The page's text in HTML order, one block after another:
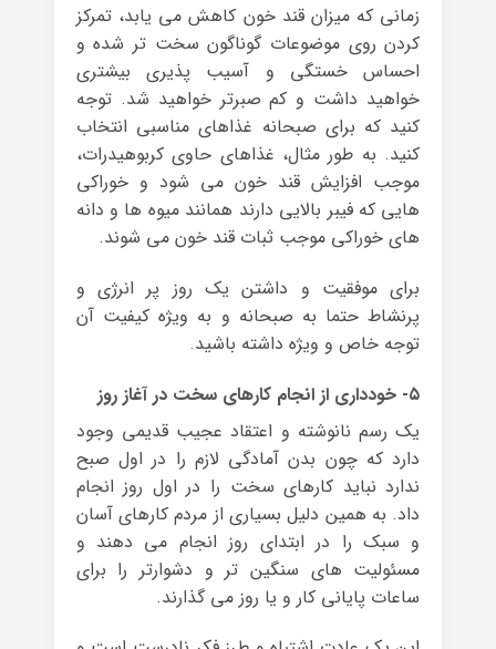
زمانی که میزان قند خون کاهش می یابد، تمرکز
کردن روی موضوعات گوناگون سخت تر شده و
احساس خستگی و آسیب پذیری بیشتری
خواهید داشت و کم صبرتر خواهید شد. توجه
کنید که برای صبحانه غذاهای مناسبی انتخاب
کنید. به طور مثال، غذاهای حاوی کربوهیدرات،
موجب افزایش قند خون می شود و خوراکی
هایی که فیبر بالایی دارند همانند میوه ها و دانه
های خوراکی موجب ثبات قند خون می شوند.
برای موفقیت و داشتن یک روز پر انرژی و
پرنشاط حتما به صبحانه و به ویژه کیفیت آن
توجه خاص و ویژه داشته باشید.
۵- خودداری از انجام کارهای سخت در آغاز روز
یک رسم نانوشته و اعتقاد عجیب قدیمی وجود
دارد که چون بدن آمادگی لازم را در اول صبح
ندارد نباید کارهای سخت را در اول روز انجام
داد. به همین دلیل بسیاری از مردم کارهای آسان
و سبک را در ابتدای روز انجام می دهند و
مسئولیت های سنگین تر و دشوارتر را برای
ساعات پایانی کار و یا روز می گذارند.